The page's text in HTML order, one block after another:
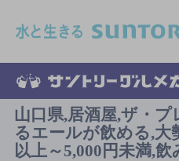
山口県,居酒屋,ザ・
るエールが飲める,大
以上～5,000円未満,